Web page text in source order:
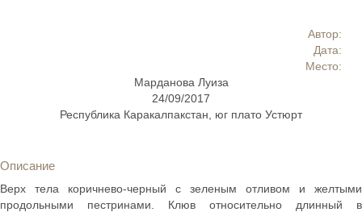
Автор:
Дата:
Место:
Марданова Луиза
24/09/2017
Республика Каракалпакстан, юг плато Устюрт
Описание
Верх тела коричнево-черный с зеленым отливом и желтыми
продольными пестринами. Клюв относительно длинный в